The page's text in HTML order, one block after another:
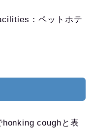
：ペットホテ
honking coughと表